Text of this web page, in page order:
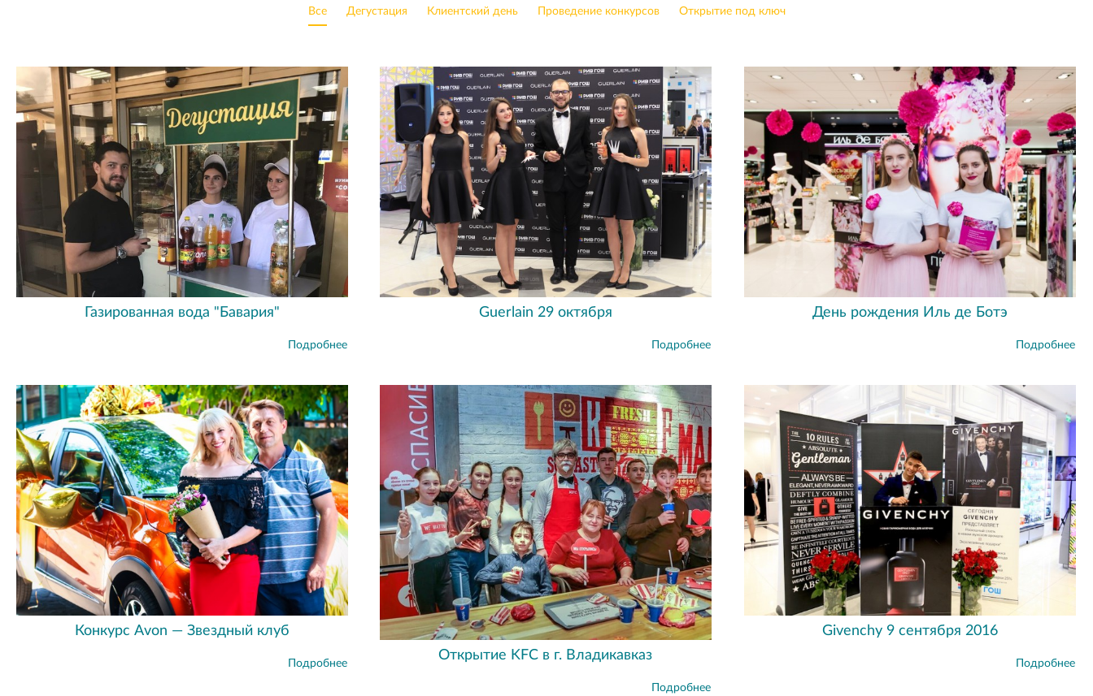
Все Дегустация Клиентский день Проведение конкурсов Открытие под ключ
Газированная вода "Бавария"
Подробнее
Guerlain 29 октября
Подробнее
День рождения Иль де Ботэ
Подробнее
Открытие KFC в г. Владикавказ
Подробнее
Givenchy 9 сентября 2016
Подробнее
Конкурс Avon — Звездный клуб
Подробнее